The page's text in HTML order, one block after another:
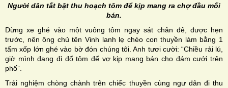
Người dân tất bật thu hoạch tôm để kịp mang ra chợ đầu mối
bán.
Dừng xe ghé vào một vuông tôm ngay sát chân đê, được hẹn
trước, nên ông chủ tên Vinh lanh lẹ chèo con thuyền làm bằng 1
tấm xốp lớn ghé vào bờ đón chúng tôi. Anh tươi cười: “Chiều rải lú,
giờ mình đang đi đổ tôm để vợ kịp mang bán cho đám cưới trên
phố”.
Trải nghiệm chòng chành trên chiếc thuyền cùng ngư dân đi thu